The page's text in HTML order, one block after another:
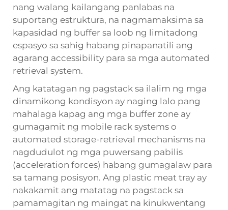
nang walang kailangang panlabas na
suportang estruktura, na nagmamaksima sa
kapasidad ng buffer sa loob ng limitadong
espasyo sa sahig habang pinapanatili ang
agarang accessibility para sa mga automated
retrieval system.
Ang katatagan ng pagstack sa ilalim ng mga
dinamikong kondisyon ay naging lalo pang
mahalaga kapag ang mga buffer zone ay
gumagamit ng mobile rack systems o
automated storage-retrieval mechanisms na
nagdudulot ng mga puwersang pabilis
(acceleration forces) habang gumagalaw para
sa tamang posisyon. Ang plastic meat tray ay
nakakamit ang matatag na pagstack sa
pamamagitan ng maingat na kinukwentang